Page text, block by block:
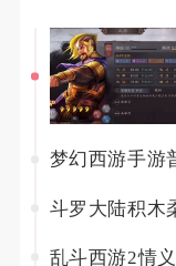
梦幻西游手游
斗罗大陆积木